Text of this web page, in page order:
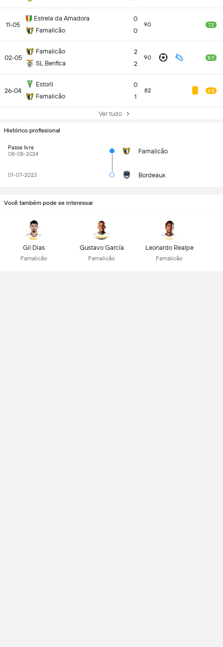
11-05
Estrela da Amadora
Famalicão
0
0
90 7.3
02-05
Famalicão
SL Benfica
2
2
90 8.9
26-04
Estoril
Famalicão
0
1
82 6.8
Ver tudo
Histórico profissional
Passe livre
08-08-2024
Famalicão
01-07-2023 Bordeaux
Você também pode se interessar
Gil Dias
Famalicão
Gustavo García
Famalicão
Leonardo Realpe
Famalicão